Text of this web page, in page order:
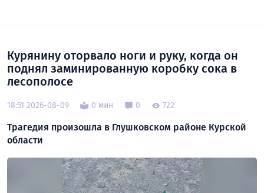
Курянину оторвало ноги и руку, когда он
поднял заминированную коробку сока в
лесополосе
18:51 2026-08-09 0 мин 0 722
Трагедия произошла в Глушковском районе Курской
области